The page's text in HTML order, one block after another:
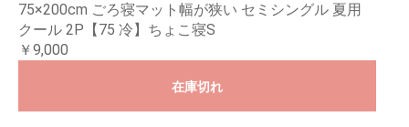
75×200cm ごろ寝マット幅が狭い セミシングル 夏用
クール 2P【75 冷】ちょこ寝S
￥9,000
在庫切れ